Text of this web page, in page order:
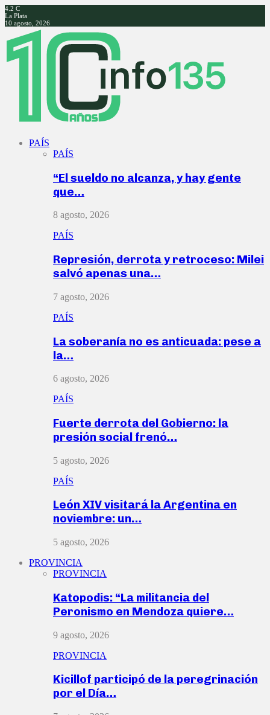
4.2 C
La Plata
10 agosto, 2026
Facebook
Twitter
Instagram
Youtube
PAÍS
PAÍS
“El sueldo no alcanza, y hay gente
que…
8 agosto, 2026
PAÍS
Represión, derrota y retroceso: Milei
salvó apenas una…
7 agosto, 2026
PAÍS
La soberanía no es anticuada: pese a
la…
6 agosto, 2026
PAÍS
Fuerte derrota del Gobierno: la
presión social frenó…
5 agosto, 2026
PAÍS
León XIV visitará la Argentina en
noviembre: un…
5 agosto, 2026
PROVINCIA
PROVINCIA
Katopodis: “La militancia del
Peronismo en Mendoza quiere…
9 agosto, 2026
PROVINCIA
Kicillof participó de la peregrinación
por el Día…